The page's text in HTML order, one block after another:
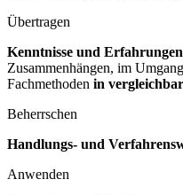
Übertragen
Kenntnisse und Erfahrungen
Zusammenhängen, im
Fachmethoden in
Beherrschen
Handlungs- und
Anwenden